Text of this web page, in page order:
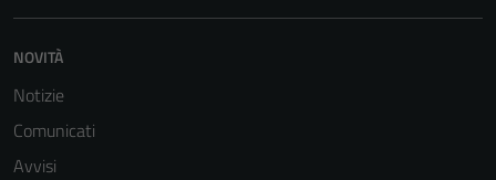
NOVITÀ
Notizie
Comunicati
Avvisi